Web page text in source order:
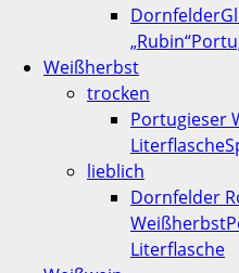
Dornfelder
„Rubin“
Weißherbst
trocken
Portugieser
Literflasche
lieblich
Dornfelder
Weißherbst
Literflasche